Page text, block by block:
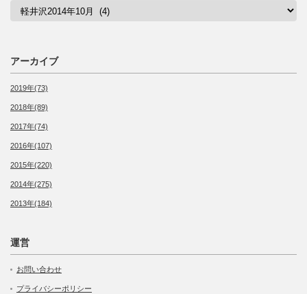
アーカイブ
2019年(73)
2018年(89)
2017年(74)
2016年(107)
2015年(220)
2014年(275)
2013年(184)
運営
お問い合わせ
プライバシーポリシー